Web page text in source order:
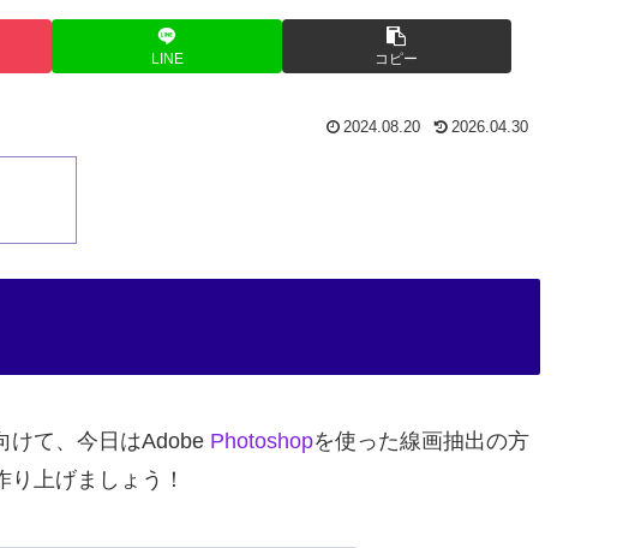
LINE コピー
2024.08.20 2026.04.30
けて、今日はAdobe Photoshopを使った線画抽出の方
上げましょう！